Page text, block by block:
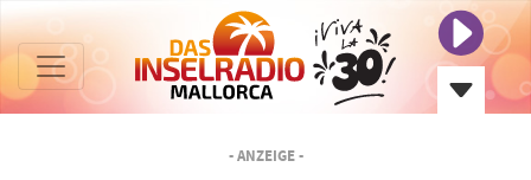
- ANZEIGE -